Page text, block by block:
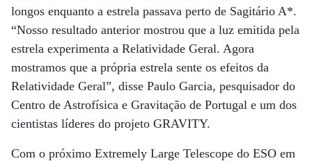
longos enquanto a estrela passava perto de Sagitário A*.
“Nosso resultado anterior mostrou que a luz emitida pela
estrela experimenta a Relatividade Geral. Agora
mostramos que a própria estrela sente os efeitos da
Relatividade Geral”, disse Paulo Garcia, pesquisador do
Centro de Astrofísica e Gravitação de Portugal e um dos
cientistas líderes do projeto GRAVITY.
Com o próximo Extremely Large Telescope do ESO em